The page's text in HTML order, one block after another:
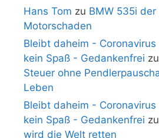
Hans Tom zu BMW 535i
Motorschaden
Bleibt daheim -
kein Spaß - Gedankenfrei zu
Steuer ohne
Leben
Bleibt daheim -
kein Spaß - Gedankenfrei zu
wird die Welt retten